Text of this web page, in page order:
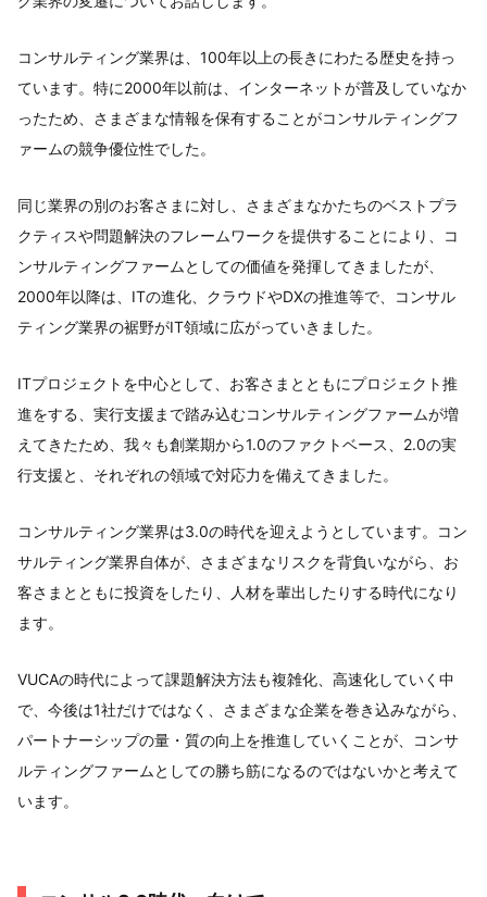
コンサルティング業界は、100年以上の長きにわたる歴史を持っ
ています。特に2000年以前は、インターネットが普及していなか
ったため、さまざまな情報を保有することがコンサルティングフ
ァームの競争優位性でした。
同じ業界の別のお客さまに対し、さまざまなかたちのベストプラ
クティスや問題解決のフレームワークを提供することにより、コ
ンサルティングファームとしての価値を発揮してきましたが、
2000年以降は、ITの進化、クラウドやDXの推進等で、コンサル
ティング業界の裾野がIT領域に広がっていきました。
ITプロジェクトを中心として、お客さまとともにプロジェクト推
進をする、実行支援まで踏み込むコンサルティングファームが増
えてきたため、我々も創業期から1.0のファクトベース、2.0の実
行支援と、それぞれの領域で対応力を備えてきました。
コンサルティング業界は3.0の時代を迎えようとしています。コン
サルティング業界自体が、さまざまなリスクを背負いながら、お
客さまとともに投資をしたり、人材を輩出したりする時代になり
ます。
VUCAの時代によって課題解決方法も複雑化、高速化していく中
で、今後は1社だけではなく、さまざまな企業を巻き込みながら、
パートナーシップの量・質の向上を推進していくことが、コンサ
ルティングファームとしての勝ち筋になるのではないかと考えて
います。